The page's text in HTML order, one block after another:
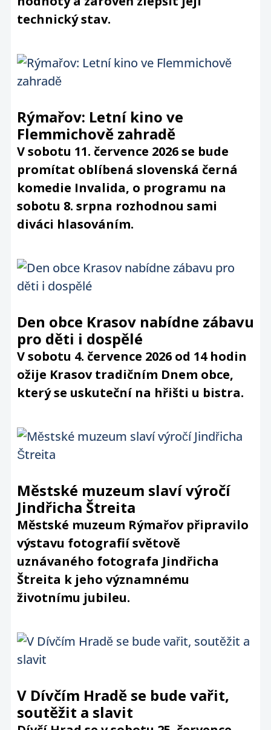
technický stav.
Rýmařov: Letní kino ve
Flemmichově zahradě
V sobotu 11. července 2026 se bude
promítat oblíbená slovenská černá
komedie Invalida, o programu na
sobotu 8. srpna rozhodnou sami
diváci hlasováním.
Den obce Krasov nabídne zábavu
pro děti i dospělé
V sobotu 4. července 2026 od 14 hodin
ožije Krasov tradičním Dnem obce,
který se uskuteční na hřišti u bistra.
Městské muzeum slaví výročí
Jindřicha Štreita
Městské muzeum Rýmařov připravilo
výstavu fotografií světově
uznávaného fotografa Jindřicha
Štreita k jeho významnému
životnímu jubileu.
V Dívčím Hradě se bude vařit,
soutěžit a slavit